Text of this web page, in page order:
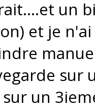
un
et je
un